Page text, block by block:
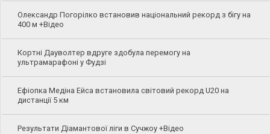
Олександр Погорілко встановив національний рекорд з бігу на
400 м +Відео
Кортні Дауволтер вдруге здобула перемогу на
ультрамарафоні у Фудзі
Ефіопка Медіна Ейса встановила світовий рекорд U20 на
дистанції 5 км
Результати Діамантової ліги в Сучжоу +Відео